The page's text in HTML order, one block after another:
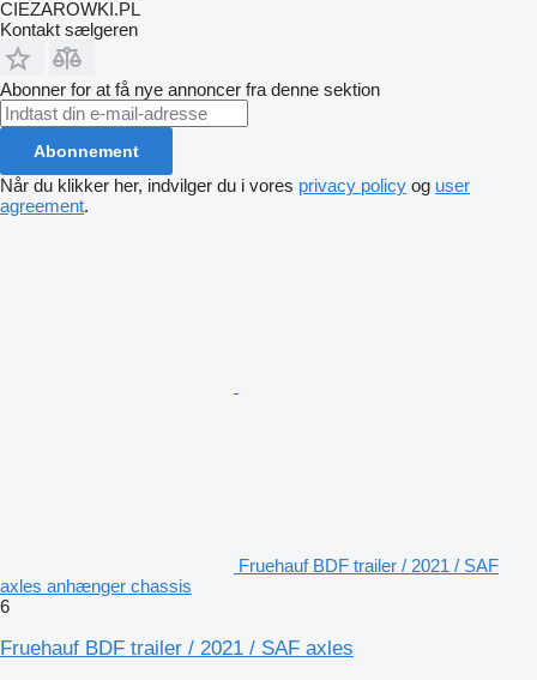
CIEZAROWKI.PL
Kontakt sælgeren
Abonner for at få nye annoncer fra denne sektion
Abonnement
Når du klikker her, indvilger du i vores privacy policy og user
agreement.
Fruehauf BDF trailer / 2021 / SAF
axles anhænger chassis
6
Fruehauf BDF trailer / 2021 / SAF axles